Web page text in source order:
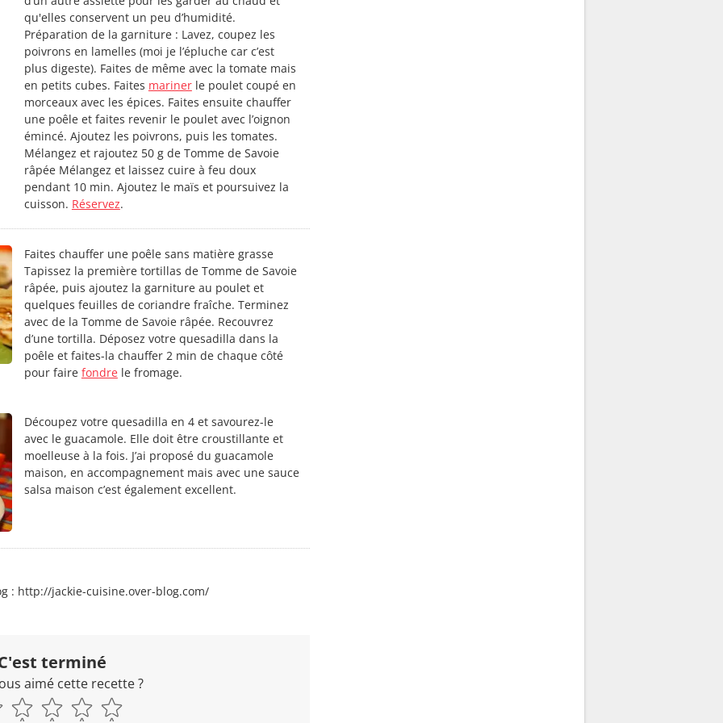
qu'elles conservent un peu d’humidité.
Préparation de la garniture : Lavez, coupez les
poivrons en lamelles (moi je l’épluche car c’est
plus digeste). Faites de même avec la tomate mais
en petits cubes. Faites marinerle poulet coupé en
morceaux avec les épices. Faites ensuite chauffer
une poêle et faites revenir le poulet avec l’oignon
émincé. Ajoutez les poivrons, puis les tomates.
Mélangez et rajoutez 50 g de Tomme de Savoie
râpée Mélangez et laissez cuire à feu doux
pendant 10 min. Ajoutez le maïs et poursuivez la
cuisson. Réservez.
Faites chauffer une poêle sans matière grasse
Tapissez la première tortillas de Tomme de Savoie
râpée, puis ajoutez la garniture au poulet et
quelques feuilles de coriandre fraîche. Terminez
avec de la Tomme de Savoie râpée. Recouvrez
d’une tortilla. Déposez votre quesadilla dans la
poêle et faites-la chauffer 2 min de chaque côté
pour faire fondrele fromage.
Découpez votre quesadilla en 4 et savourez-le
avec le guacamole. Elle doit être croustillante et
moelleuse à la fois. J’ai proposé du guacamole
maison, en accompagnement mais avec une sauce
salsa maison c’est également excellent.
: http://jackie-cuisine.over-blog.com/
terminé
aimé cette recette ?